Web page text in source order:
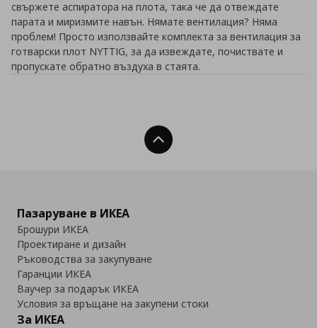
свържете аспиратора на плота, така че да отвеждате
парата и миризмите навън. Нямате вентилация? Няма
проблем! Просто използвайте комплекта за вентилация за
готварски плот NYTTIG, за да извеждате, почиствате и
пропускате обратно въздуха в стаята.
Нагоре
Пазаруване в ИКЕА
Брошури ИКЕА
Проектиране и дизайн
Ръководства за закупуване
Гаранции ИКЕА
Ваучер за подарък ИКЕА
Условия за връщане на закупени стоки
За ИКЕА